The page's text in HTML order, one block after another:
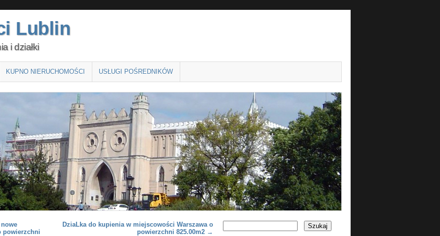
Lublin
i działki
KUPNO NIERUCHOMOŚCI USŁUGI POŚREDNIKÓW
powierzchni
DziaLka do kupienia w miejscowości Warszawa o
powierzchni 825.00m2 →